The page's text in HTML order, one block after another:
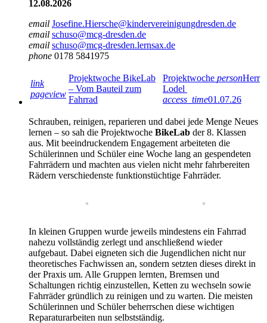
12.08.2026
email Josefine.Hiersche@kindervereinigungdresden.de
email schuso@mcg-dresden.de
email schuso@mcg-dresden.lernsax.de
phone 0178 5841975
link
pageview
Projektwoche BikeLab
– Vom Bauteil zum
Fahrrad
Projektwoche personHerr
Lodel
access_time01.07.26
Schrauben, reinigen, reparieren und dabei jede Menge Neues
lernen – so sah die Projektwoche BikeLab der 8. Klassen
aus. Mit beeindruckendem Engagement arbeiteten die
Schülerinnen und Schüler eine Woche lang an gespendeten
Fahrrädern und machten aus vielen nicht mehr fahrbereiten
Rädern verschiedenste funktionstüchtige Fahrräder.
In kleinen Gruppen wurde jeweils mindestens ein Fahrrad
nahezu vollständig zerlegt und anschließend wieder
aufgebaut. Dabei eigneten sich die Jugendlichen nicht nur
theoretisches Fachwissen an, sondern setzten dieses direkt in
der Praxis um. Alle Gruppen lernten, Bremsen und
Schaltungen richtig einzustellen, Ketten zu wechseln sowie
Fahrräder gründlich zu reinigen und zu warten. Die meisten
Schülerinnen und Schüler beherrschen diese wichtigen
Reparaturarbeiten nun selbstständig.